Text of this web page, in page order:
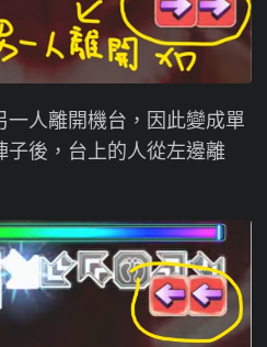
人離開機台，因此變成單
子後，台上的人從左邊離